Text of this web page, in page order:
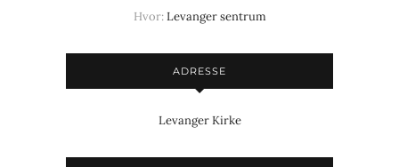
Hvor:Levanger sentrum
ADRESSE
Levanger Kirke